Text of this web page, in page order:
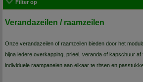
Filter op
Verandazeilen / raamzeilen
Onze verandazeilen of raamzeilen bieden door het
bijna iedere overkapping, prieel, veranda of kapschuur af
individuele raampanelen aan elkaar te ritsen en